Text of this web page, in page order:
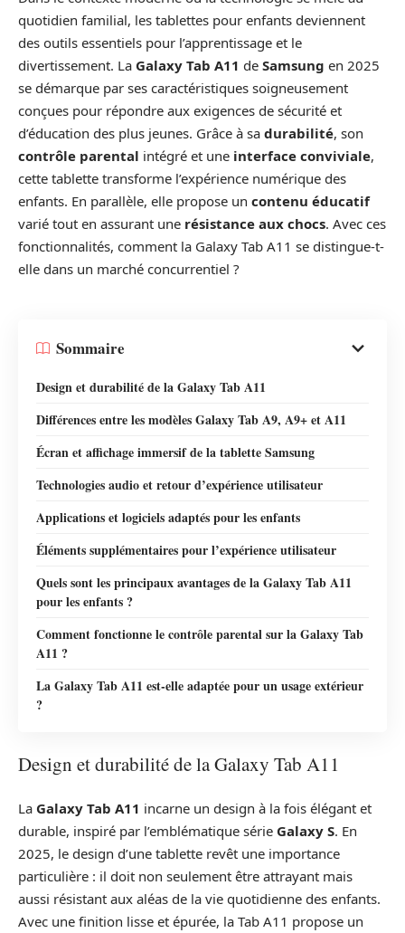
quotidien familial, les tablettes pour enfants deviennent
des outils essentiels pour l’apprentissage et le
divertissement. La Galaxy Tab A11 de Samsung en 2025
se démarque par ses caractéristiques soigneusement
conçues pour répondre aux exigences de sécurité et
d’éducation des plus jeunes. Grâce à sa durabilité, son
contrôle parental intégré et une interface conviviale,
cette tablette transforme l’expérience numérique des
enfants. En parallèle, elle propose un contenu éducatif
varié tout en assurant une résistance aux chocs. Avec ces
fonctionnalités, comment la Galaxy Tab A11 se distingue-t-
elle dans un marché concurrentiel ?
Sommaire
Design et durabilité de la Galaxy Tab A11
Différences entre les modèles Galaxy Tab A9, A9+ et A11
Écran et affichage immersif de la tablette Samsung
Technologies audio et retour d’expérience utilisateur
Applications et logiciels adaptés pour les enfants
Éléments supplémentaires pour l’expérience utilisateur
Quels sont les principaux avantages de la Galaxy Tab A11
pour les enfants ?
Comment fonctionne le contrôle parental sur la Galaxy Tab
A11 ?
La Galaxy Tab A11 est-elle adaptée pour un usage extérieur
?
Design et durabilité de la Galaxy Tab A11
La Galaxy Tab A11 incarne un design à la fois élégant et
durable, inspiré par l’emblématique série Galaxy S. En
2025, le design d’une tablette revêt une importance
particulière : il doit non seulement être attrayant mais
aussi résistant aux aléas de la vie quotidienne des enfants.
Avec une finition lisse et épurée, la Tab A11 propose un